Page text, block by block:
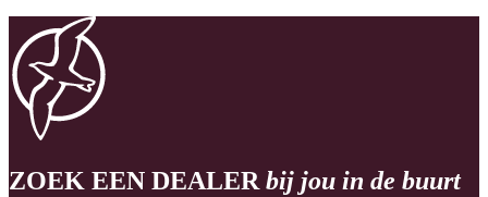
ZOEK EEN DEALER bij jou in de buurt